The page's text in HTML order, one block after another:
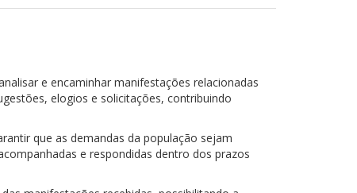
e encaminhar manifestações relacionadas
elogios e solicitações, contribuindo
que as demandas da população sejam
e respondidas dentro dos prazos